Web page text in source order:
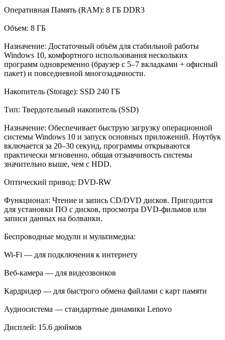
Оперативная Память (RAM): 8 ГБ DDR3
Объем: 8 ГБ
Назначение: Достаточный объём для стабильной работы
Windows 10, комфортного использования нескольких
программ одновременно (браузер с 5–7 вкладками + офисный
пакет) и повседневной многозадачности.
Накопитель (Storage): SSD 240 ГБ
Тип: Твердотельный накопитель (SSD)
Назначение: Обеспечивает быструю загрузку операционной
системы Windows 10 и запуск основных приложений. Ноутбук
включается за 20–30 секунд, программы открываются
практически мгновенно, общая отзывчивость системы
значительно выше, чем с HDD.
Оптический привод: DVD-RW
Функционал: Чтение и запись CD/DVD дисков. Пригодится
для установки ПО с дисков, просмотра DVD-фильмов или
записи данных на болванки.
Беспроводные модули и мультимедиа:
Wi-Fi — для подключения к интернету
Веб-камера — для видеозвонков
Кардридер — для быстрого обмена файлами с карт памяти
Аудиосистема — стандартные динамики Lenovo
Дисплей: 15.6 дюймов